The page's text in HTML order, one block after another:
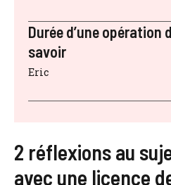
Durée d’une opération
savoir
Eric
2 réflexions au
avec une licence